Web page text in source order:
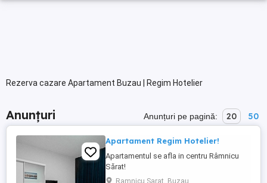
Rezerva cazare Apartament Buzau | Regim Hotelier
Anunțuri Anunțuri pe pagină: 20 50
Apartament Regim Hotelier!
Apartamentul se afla in centru Râmnicu
Sărat!
Ramnicu Sarat, Buzau